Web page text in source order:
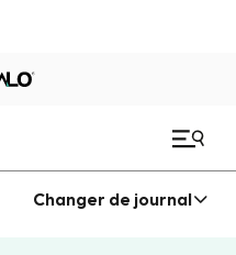
Changer de journal